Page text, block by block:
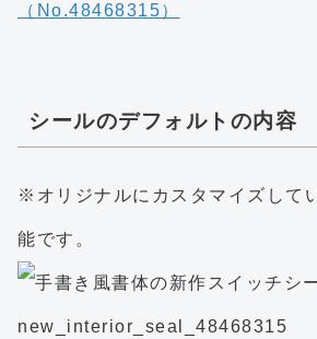
（No.48468315）
シールのデフォルトの内容
※オリジナルにカスタマイズして
能です。